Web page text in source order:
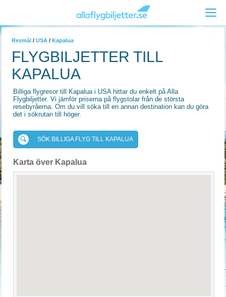
Resmål / USA / Kapalua
FLYGBILJETTER TILL
KAPALUA
Billiga flygresor till Kapalua i USA hittar du enkelt på Alla
Flygbiljetter. Vi jämför priserna på flygstolar från de största
resebyråerna. Om du vill söka till en annan destination kan du göra
det i sökrutan till höger.
SÖK BILLIGA FLYG TILL KAPALUA
Karta över Kapalua